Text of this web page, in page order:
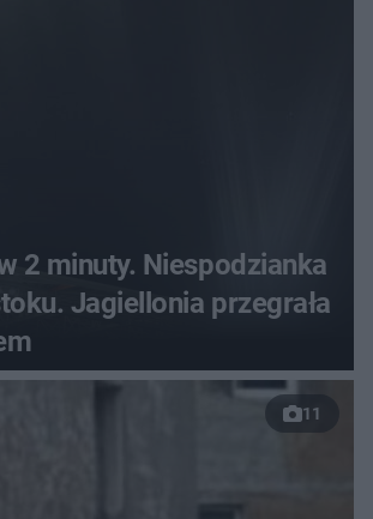
2 minuty. Niespodzianka
Jagiellonia przegrała
11